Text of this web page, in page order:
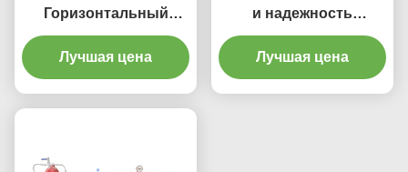
Горизонтальный
расщепленный корпус
насоса Центробежный
насос с диапазоном
Лучшая цена
и надежность
Горизонтальный
расщепленный корпус
центробежного насоса
Лучшая цена